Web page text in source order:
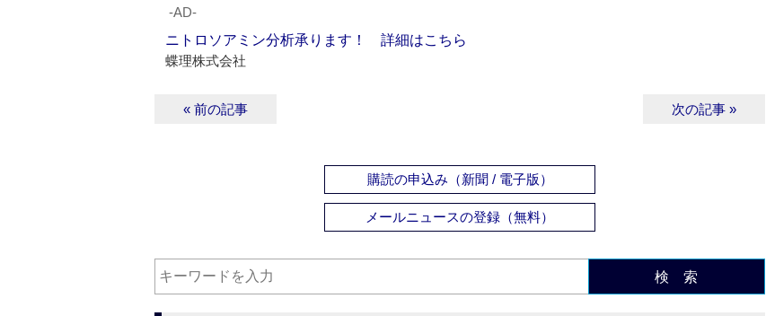
‐AD‐
ニトロソアミン分析承ります！ 詳細はこちら
蝶理株式会社
« 前の記事 次の記事 »
購読の申込み（新聞 / 電子版）
メールニュースの登録（無料）
検 索